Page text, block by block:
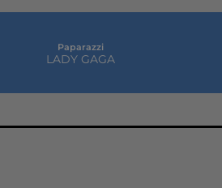
Paparazzi
LADY GAGA